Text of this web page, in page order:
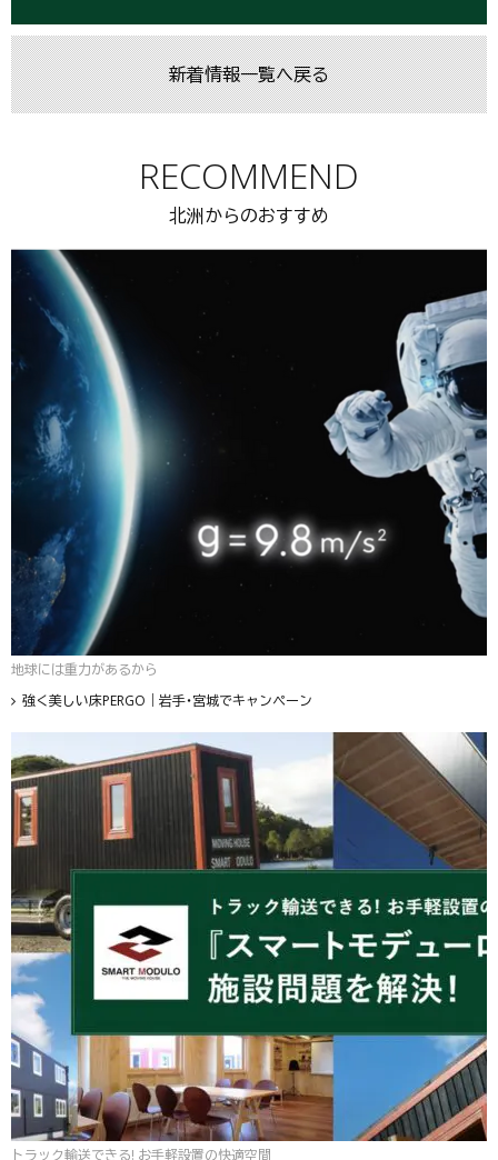
新着情報一覧へ戻る
RECOMMEND
北洲からのおすすめ
地球には重力があるから
強く美しい床PERGO｜岩手・宮城でキャンペーン
トラック輸送できる! お手軽設置の快適空間